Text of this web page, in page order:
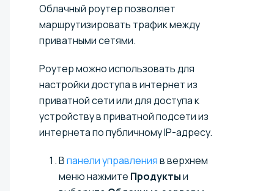
Облачный роутер позволяет
маршрутизировать трафик между
приватными сетями.
Роутер можно использовать для
настройки доступа в интернет из
приватной сети или для доступа к
устройству в приватной подсети из
интернета по публичному IP-адресу.
Впанели управленияв верхнем
меню нажмите Продуктыи